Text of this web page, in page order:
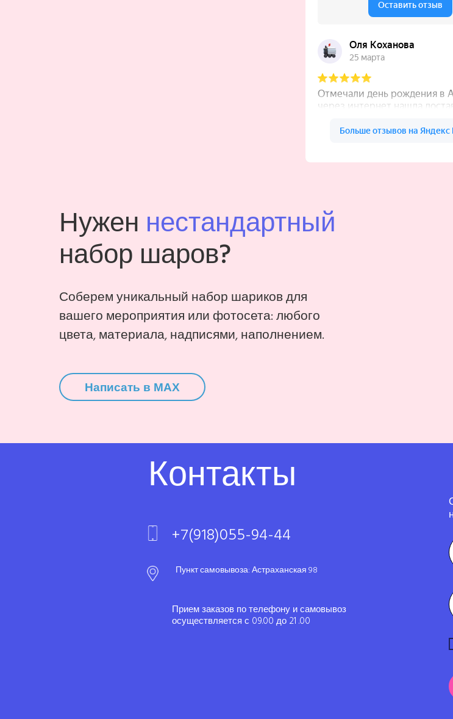
Нужен нестандартный
набор шаров?
Соберем уникальный набор шариков для
вашего мероприятия или фотосета: любого
цвета, материала, надписями, наполнением.
Написать в MAX
Контакты
Пункт самовывоза: Астраханская 98
+7(918)055-94-44
Прием заказов по телефону и самовывоз
осуществляется с 09.00 до 21 .00